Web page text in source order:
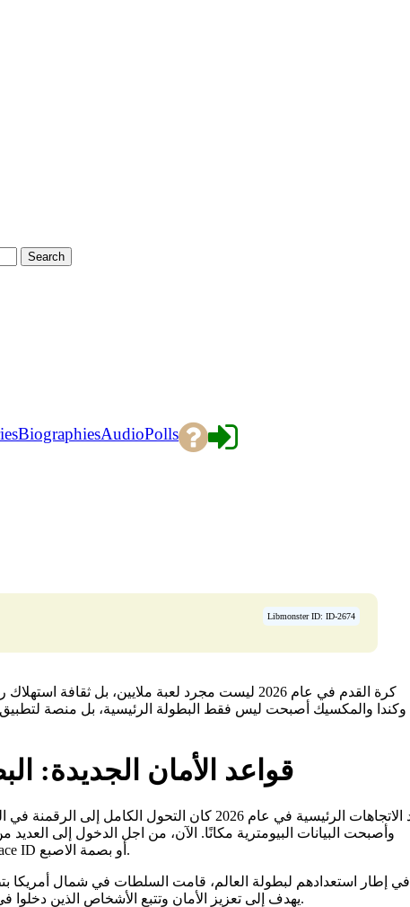
BiographiesAudioPolls
Libmonster ID: ID-2674
كرة القدم في عام 2026 ليست مجرد لعبة ملايين، بل
وكندا والمكسيك أصبحت ليس فقط البطولة الرئيسية، بل منصة
قواعد الأمان الجديدة:
أحد الاتجاهات الرئيسية في عام 2026 كان التحول
وأصبحت البيانات البيومترية مكانًا. الآن، من اجل الدخول إلى
يتطلب أكثر من رمز QR، بل وتأكيد الهوية من خلال Face ID أو بصمة الاصبع.
في إطار استعدادهم لبطولة العالم، قامت السلطات في شمال أمريكا
يهدف إلى تعزيز الأمان وتتبع الأشخاص الذين دخلوا في قوائم الحظر (مستشعرات المعجبين) بسبب الشغب.